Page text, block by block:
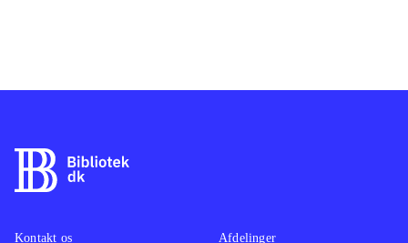
Kontakt os
Afdelinger